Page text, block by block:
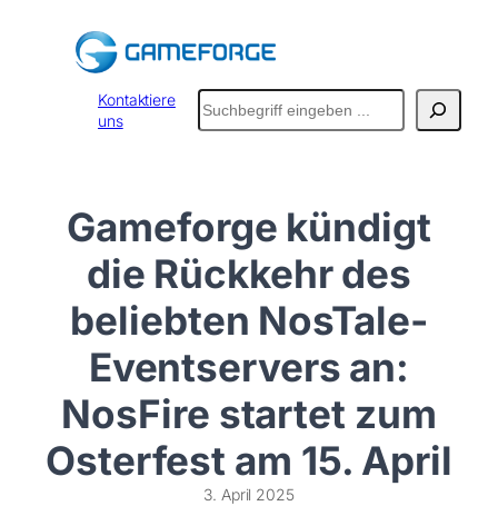
Kontaktiere
uns
Suchen
Gameforge kündigt
die Rückkehr des
beliebten NosTale-
Eventservers an:
NosFire startet zum
Osterfest am 15. April
3. April 2025